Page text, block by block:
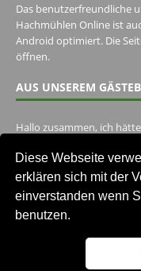
Diese Webseite
erklären sich mit der
einverstanden wenn
benutzen.
Das benutzerfreundliche
Hachmühlen Online ist
Android optimiert. Die
öffnen.
AUS UNSEREM
Hallo zusammen, ich
Ich habe ein Jahr im
Unser Gästebuch